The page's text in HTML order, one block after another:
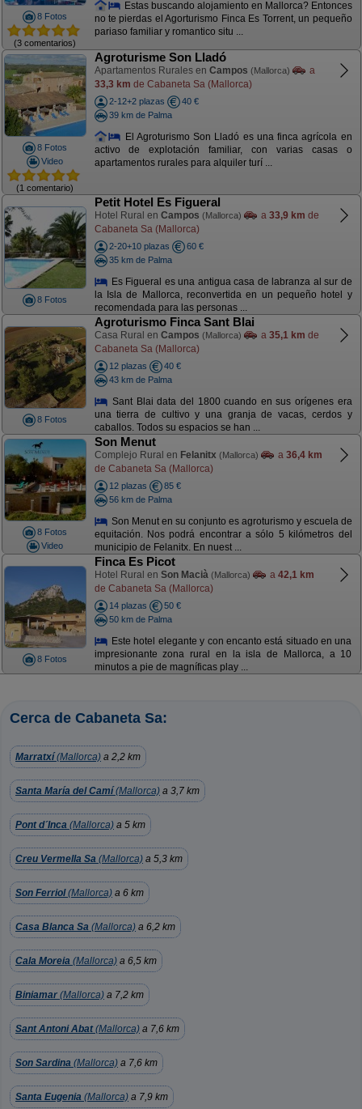
8 Fotos
(3 comentarios)
Estas buscando alojamiento en Mallorca? Entonces
no te pierdas el Agorturismo Finca Es Torrent, un pequeño
pariaso familiar y romantico situ ...
8 Fotos
Video
(1 comentario)
Agroturisme Son Lladó
Apartamentos Rurales en Campos (Mallorca)
a
33,3 km de Cabaneta Sa (Mallorca)
2-12+2 plazas
40 €
39 km de Palma
El Agroturismo Son Lladó es una finca agrícola en
activo de explotación familiar, con varias casas o
apartamentos rurales para alquiler turí ...
8 Fotos
Petit Hotel Es Figueral
Hotel Rural en Campos (Mallorca) a 33,9 km de
Cabaneta Sa (Mallorca)
2-20+10 plazas
60 €
35 km de Palma
Es Figueral es una antigua casa de labranza al sur de
la Isla de Mallorca, reconvertida en un pequeño hotel y
recomendada para las personas ...
8 Fotos
Agroturismo Finca Sant Blai
Casa Rural en Campos (Mallorca) a 35,1 km de
Cabaneta Sa (Mallorca)
12 plazas
40 €
43 km de Palma
Sant Blai data del 1800 cuando en sus orígenes era
una tierra de cultivo y una granja de vacas, cerdos y
caballos. Todos su espacios se han ...
8 Fotos
Video
Son Menut
Complejo Rural en Felanitx (Mallorca) a 36,4 km
de Cabaneta Sa (Mallorca)
12 plazas
85 €
56 km de Palma
Son Menut en su conjunto es agroturismo y escuela de
equitación. Nos podrá encontrar a sólo 5 kilómetros del
municipio de Felanitx. En nuest ...
8 Fotos
Finca Es Picot
Hotel Rural en Son Macià (Mallorca) a 42,1 km
de Cabaneta Sa (Mallorca)
14 plazas
50 €
50 km de Palma
Este hotel elegante y con encanto está situado en una
impresionante zona rural en la isla de Mallorca, a 10
minutos a pie de magníficas play ...
Cerca de Cabaneta Sa:
Marratxí (Mallorca) a 2,2 km
Santa María del Camí (Mallorca) a 3,7 km
Pont d´Inca (Mallorca) a 5 km
Creu Vermella Sa (Mallorca) a 5,3 km
Son Ferriol(Mallorca) a 6 km
Casa Blanca Sa (Mallorca) a 6,2 km
Cala Moreia (Mallorca) a 6,5 km
Biniamar (Mallorca) a 7,2 km
Sant Antoni Abat(Mallorca) a 7,6 km
Son Sardina (Mallorca) a 7,6 km
Santa Eugenia (Mallorca) a 7,9 km